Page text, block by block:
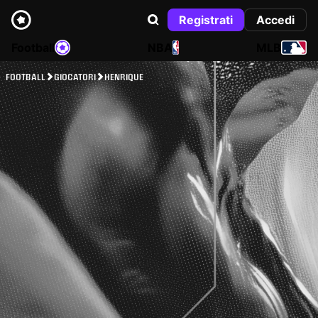
Registrati
Accedi
NBA
FOOTBALL GIOCATORI HENRIQUE